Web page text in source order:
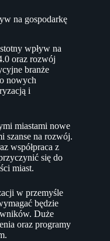
na gospodarkę
wpływ na
oraz rozwój
branże
nowych
i
miastami nowe
szanse na rozwój.
współpraca z
się do
miast.
w przemyśle
będzie
Duże
oraz programy